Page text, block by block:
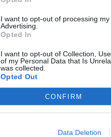
I want to opt-out of processing
Advertising.
Opted In
I want to opt-out of Collection,
of my Personal Data that Is
was collected.
Opted Out
CONFIRM
Data Deletion